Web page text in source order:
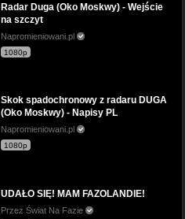
Radar Duga (Oko Moskwy) - Wejście
na szczyt
Napromieniowani.pl
1080p
Skok spadochronowy z radaru DUGA
(Oko Moskwy) - Napisy PL
Napromieniowani.pl
1080p
UDAŁO SIĘ! MAM FAZOLANDIE!
Przez Świat Na Fazie